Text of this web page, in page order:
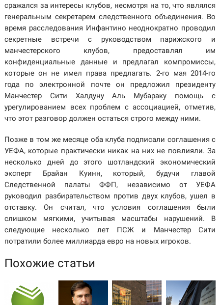
сражался за интересы клубов, несмотря на то, что являлся
генеральным секретарем следственного объединения. Во
время расследования Инфантино неоднократно проводил
секретные встречи с руководством парижского и
манчестерского клубов, предоставлял им
конфиденциальные данные и предлагал компромиссы,
которые он не имел права предлагать. 2-го мая 2014-го
года по электронной почте он предложил президенту
Манчестер Сити Халдуну Аль Мубараку помощь с
урегулированием всех проблем с ассоциацией, отметив,
что этот разговор должен остаться строго между ними.
Позже в том же месяце оба клуба подписали соглашения с
УЕФА, которые практически никак на них не повлияли. За
несколько дней до этого шотландский экономический
эксперт Брайан Куинн, который, будучи главой
Следственной палаты ФФП, независимо от УЕФА
руководил разбирательством против двух клубов, ушел в
отставку. Он считал, что условия соглашения были
слишком мягкими, учитывая масштабы нарушений. В
следующие несколько лет ПСЖ и Манчестер Сити
потратили более миллиарда евро на новых игроков.
Похожие статьи